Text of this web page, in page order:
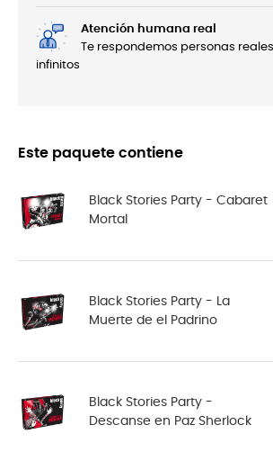
Atención humana real
Te respondemos personas
infinitos
Este paquete contiene
Black Stories Party - Cabaret
Mortal
Black Stories Party - La
Muerte de el Padrino
Black Stories Party -
Descanse en Paz Sherlock